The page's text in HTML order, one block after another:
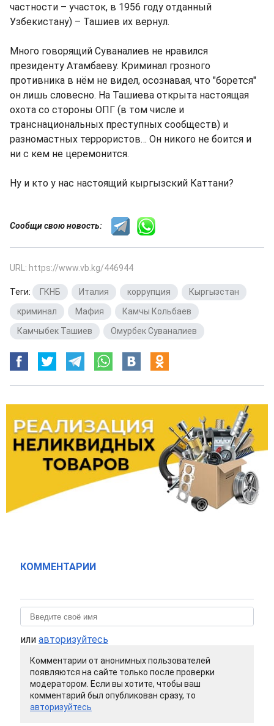
частности – участок, в 1956 году отданный
Узбекистану) – Ташиев их вернул.
Много говорящий Суваналиев не нравился
президенту Атамбаеву. Криминал грозного
противника в нём не видел, осознавая, что "борется"
он лишь словесно. На Ташиева открыта настоящая
охота со стороны ОПГ (в том числе и
транснациональных преступных сообществ) и
разномастных террористов… Он никого не боится и
ни с кем не церемонится.
Ну и кто у нас настоящий кыргызский Каттани?
Сообщи свою новость:
URL: https://www.vb.kg/446944
Теги: ГКНБ Италия коррупция Кыргызстан
криминал
Мафия Камчы Кольбаев
Камчыбек Ташиев
Омурбек Суваналиев
КОММЕНТАРИИ
или авторизуйтесь
Комментарии от анонимных пользователей
появляются на сайте только после проверки
модератором. Если вы хотите, чтобы ваш
комментарий был опубликован сразу, то
авторизуйтесь